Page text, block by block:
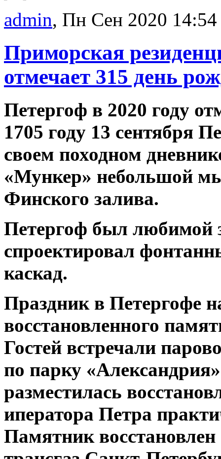
admin, Пн Сен 2020 14:54
Приморская
отмечает 315 день
Петергоф в 2020 году
1705 году 13 сентября
своем походном
«Мункер» небольшой
Финского залива.
Петергоф был любимой
спроектировал
каскад.
Праздник в Петергофе
восстановленного
Гостей встречали
по парку
разместилась
иператора Петра
Памятник